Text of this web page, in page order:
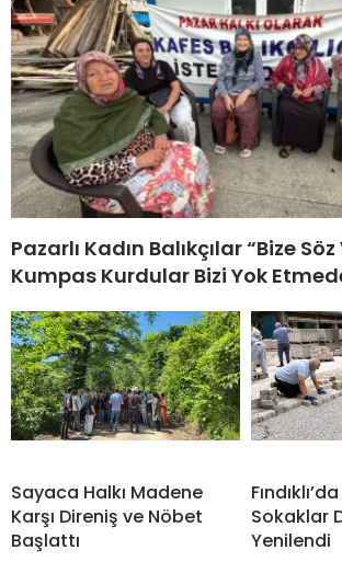
Pazarlı Kadın Balıkçılar “Bize
Kumpas Kurdular Bizi Yok
Sayaca Halkı Madene
Karşı Direniş ve Nöbet
Başlattı
Sokaklar
Yenilendi